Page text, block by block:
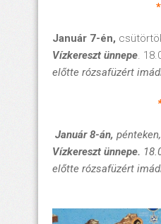
*
Január 7-én,
Vízkereszt ünnepe.
előtte rózsafüzért
Január 8-án, pénteken,
Vízkereszt ünnepe.
előtte rózsafüzért